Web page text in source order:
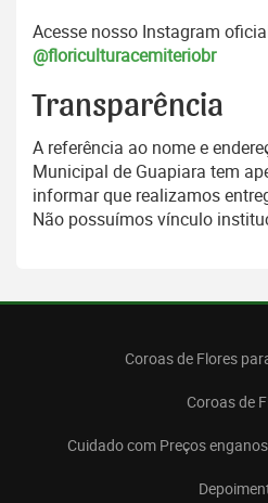
Acesse nosso Instagram
@floriculturacemiteriobr
Transparência
A referência ao nome e
Municipal de Guapiara tem
informar que realizamos
Não possuímos vínculo
Coroas de Flores
Coroas de
Cuidado com Preços